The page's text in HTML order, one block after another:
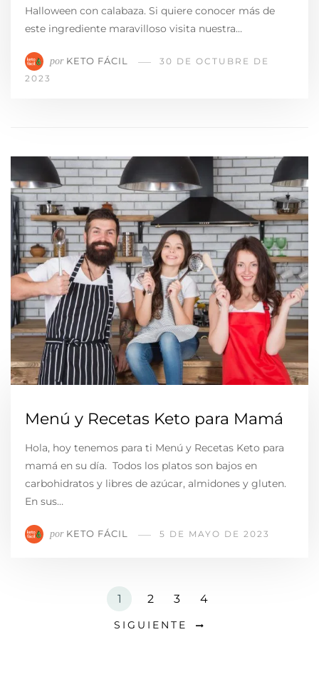
Halloween con calabaza. Si quiere conocer más de
este ingrediente maravilloso visita nuestra…
por KETO FÁCIL
30 DE OCTUBRE DE
2023
Menú y Recetas Keto para Mamá
Hola, hoy tenemos para ti Menú y Recetas Keto para
mamá en su día. Todos los platos son bajos en
carbohidratos y libres de azúcar, almidones y gluten.
En sus…
por KETO FÁCIL 5 DE MAYO DE 2023
1 2 3 4
SIGUIENTE